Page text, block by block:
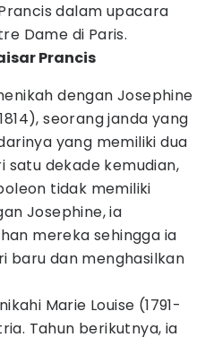
dalam upacara
Dame di Paris.
Prancis
dengan Josephine
seorang janda yang
yang memiliki dua
satu dekade kemudian,
tidak memiliki
Josephine, ia
mereka sehingga ia
baru dan menghasilkan
Marie Louise (1791-
Tahun berikutnya, ia